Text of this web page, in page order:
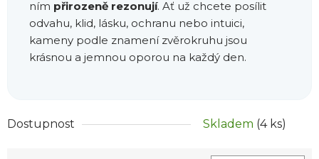
ním přirozeně rezonují. Ať už chcete posílit
odvahu, klid, lásku, ochranu nebo intuici,
kameny podle znamení zvěrokruhu jsou
krásnou a jemnou oporou na každý den.
Dostupnost Skladem (4 ks)